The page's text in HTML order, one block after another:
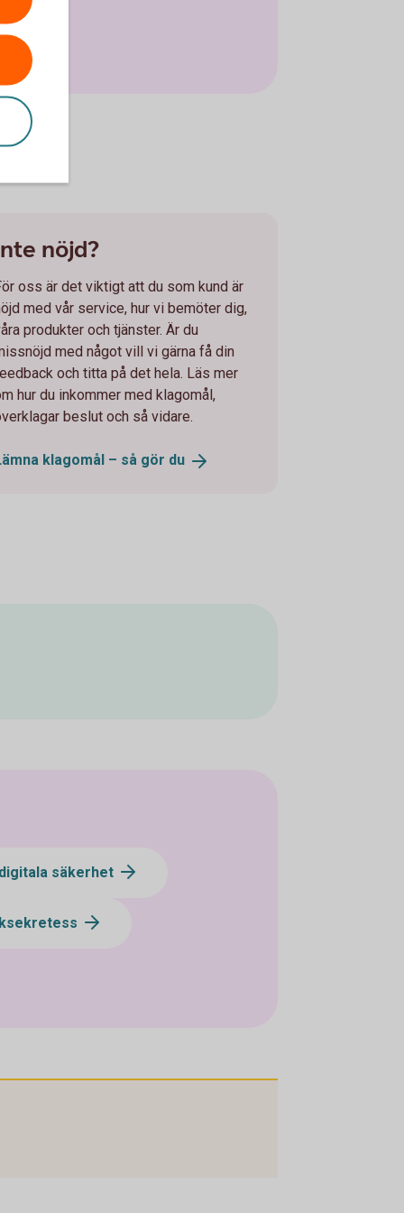
nöjd?
oss är det viktigt att du som kund är
med vår service, hur vi bemöter dig,
produkter och tjänster. Är du
med något vill vi gärna få din
och titta på det hela. Läs mer
hur du inkommer med klagomål,
beslut och så vidare.
klagomål – så gör du
säkerhet